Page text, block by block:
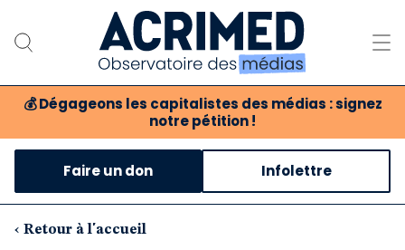
💰 Dégageons les capitalistes des médias : signez
notre pétition !
Notre association
Notre critique des médias
Nos propositions
Faire un don Infolettre
‹ Retour à l'accueil